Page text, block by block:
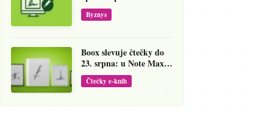
Byznys
Boox slevuje čtečky do
23. srpna: u Note Maxu
jde cena dolů o 138 eur
Čtečky e-knih